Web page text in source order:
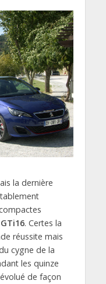
la dernière
. Certes la
réussite mais
cygne de la
les quinze
de façon